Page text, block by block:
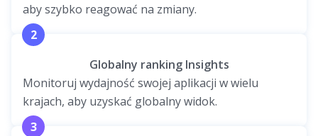
aby szybko reagować na zmiany.
2
Globalny ranking Insights
Monitoruj wydajność swojej aplikacji w wielu
krajach, aby uzyskać globalny widok.
3